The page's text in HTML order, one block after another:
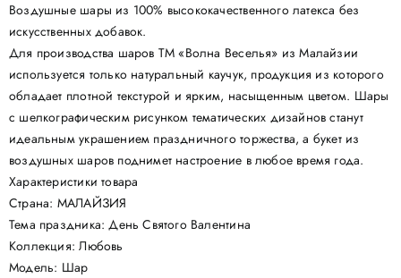
Политика конфиденциальности
Воздушные шары из 100% высококачественного латекса без
искусственных добавок.
Для производства шаров ТМ «Волна Веселья» из Малайзии
используется только натуральный каучук, продукция из которого
обладает плотной текстурой и ярким, насыщенным цветом. Шары
с шелкографическим рисунком тематических дизайнов станут
идеальным украшением праздничного торжества, а букет из
воздушных шаров поднимет настроение в любое время года.
Характеристики товара
Страна: МАЛАЙЗИЯ
Тема праздника: День Святого Валентина
Коллекция: Любовь
Модель: Шар